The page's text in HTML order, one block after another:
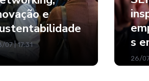
e
07 | 17:31
s
26/